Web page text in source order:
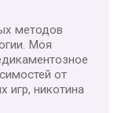
методов
Моя
от
игр, никотина